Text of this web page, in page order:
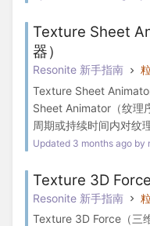
Texture Sheet
器）
Resonite 新手指南
Texture Sheet
Sheet Animator（纹理
周期或持续时间内对纹
Updated 3 months ago by
Texture 3D
Resonite 新手指南
Texture 3D Force（三